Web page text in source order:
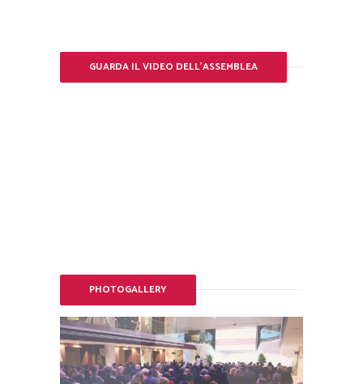
GUARDA IL VIDEO DELL'ASSEMBLEA
PHOTOGALLERY